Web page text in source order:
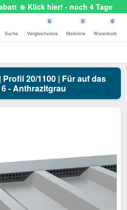
☀️ Klick hier! - noch 4 Tage
Suche
0
Vergleichsliste
0
Merkliste
0
Warenkorb
20/1100 | Für auf das
- Anthrazitgrau